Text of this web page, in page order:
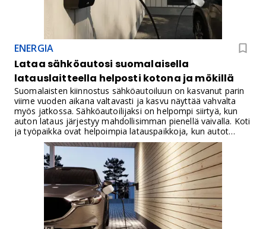
ENERGIA
Lataa sähköautosi suomalaisella
latauslaitteella helposti kotona ja mökillä
Suomalaisten kiinnostus sähköautoiluun on kasvanut parin
viime vuoden aikana valtavasti ja kasvu näyttää vahvalta
myös jatkossa. Sähköautoilijaksi on helpompi siirtyä, kun
auton lataus järjestyy mahdollisimman pienellä vaivalla. Koti
ja työpaikka ovat helpoimpia latauspaikkoja, kun autot
seisovat paikoillaan useampia tunteja putkeen.
Pientaloasujille latauksen järjestäminen kotona on yleensä
kaikkein helpointa.Myös loma-asunnoille on moni
asennuttanut latausaseman. Koti ja auto ovat yleensä
suomalaisten suurimmat investoinnit, joten turvallisuus
kannattaa huomioida latausta kotiin miettiessä.
Sähköpalojen ja -vikojen välttämiseksi kannattaa panostaa
laadukkaaseen latausasemaan sekä sen ammattimaiseen
asennukseen.